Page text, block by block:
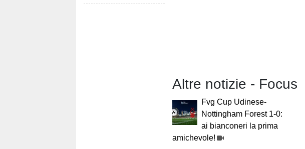
Altre notizie - Focus
Fvg Cup Udinese-
Nottingham Forest 1-0:
ai bianconeri la prima
amichevole!